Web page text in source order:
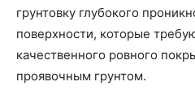
грунтовку глубокого
поверхности, которые
качественного ровного
проявочным грунтом.